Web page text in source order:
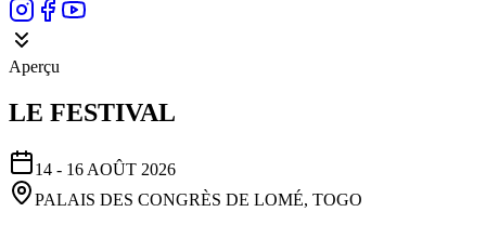
Aperçu
LE FESTIVAL
14 - 16 AOÛT 2026
PALAIS DES CONGRÈS DE LOMÉ, TOGO